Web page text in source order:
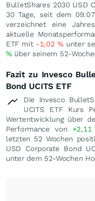
BulletShares 2030 USD
30 Tage, seit dem
verzeichnet eine
aktuelle
ETF mit -1,02 %unter
%über seinem 52-
Fazit zu Invesco
Bond UCITS ETF
Die Invesco
UCITS ETF Kurs
Wertentwicklung über
Performance von +2,11
letzten 52 Wochen
USD Corporate Bond
unter dem 52-Wochen